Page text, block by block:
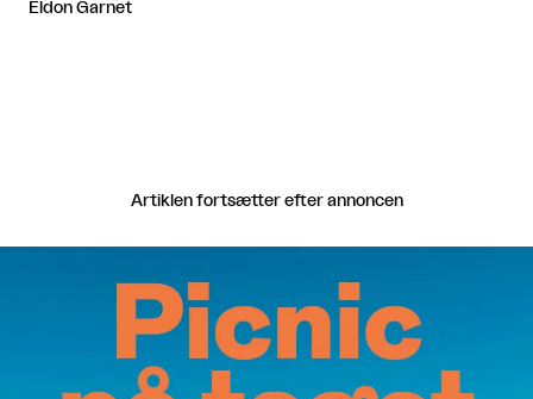
Eldon Garnet
Artiklen fortsætter efter annoncen